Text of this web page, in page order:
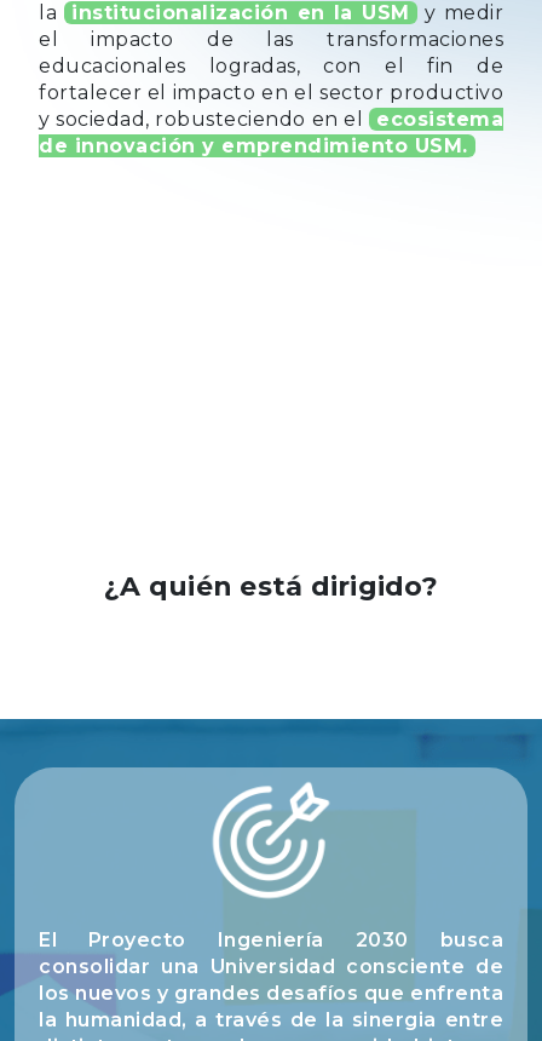
la institucionalización en la USM y medir
el impacto de las transformaciones
educacionales logradas, con el fin de
fortalecer el impacto en el sector productivo
y sociedad, robusteciendo en el
ecosistema
de innovación y emprendimiento USM.
¿A quién está dirigido?
El Proyecto Ingeniería 2030 busca
consolidar una Universidad consciente de
los nuevos y grandes desafíos que enfrenta
la humanidad, a través de la sinergia entre